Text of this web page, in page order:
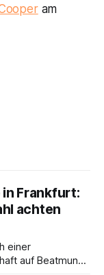
am
Frankfurt:
achten
einer
auf Beatmung